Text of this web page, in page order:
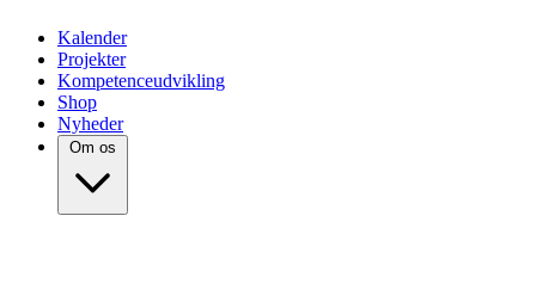
Kalender
Projekter
Kompetenceudvikling
Shop
Nyheder
Om os